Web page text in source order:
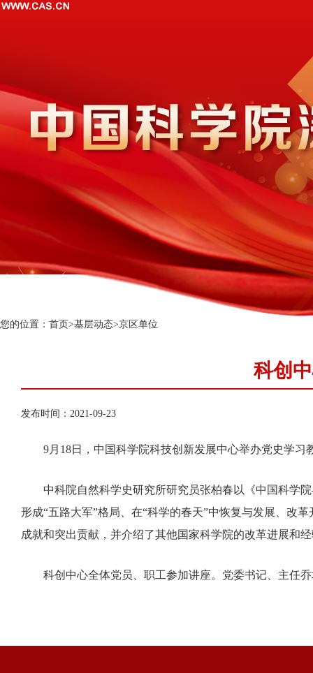
您的位置： 首页>基层动态>京区单位
科创
发布时间：2021-09-23
9月18日，中国科学院科技创新发展中心举办党史学习
中科院自然科学史研究所研究员张柏春以《中国科学院
形成“五路大军”格局、在“科学的春天”中恢复与发展、改
成就和突出贡献，并介绍了其他国家科学院的改革进展和
科创中心全体党员、职工参加讲座。党委书记、主任乔